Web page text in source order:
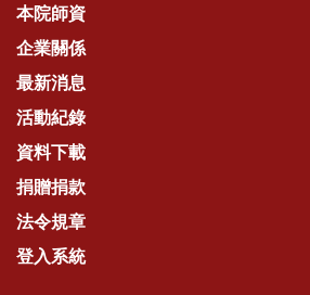
本院師資
企業關係
最新消息
活動紀錄
資料下載
捐贈捐款
法令規章
登入系統